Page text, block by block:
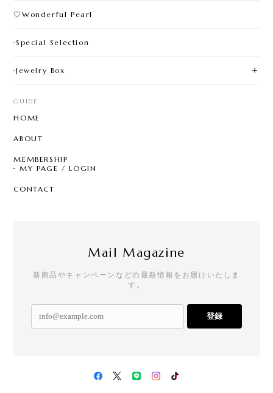
♡Wonderful Pearl
·Special Selection
·Jewelry Box
GUIDE
HOME
ABOUT
MEMBERSHIP
MY PAGE / LOGIN
CONTACT
Mail Magazine
新商品やキャンペーンなどの最新情報をお届けいたしま
す。
登録